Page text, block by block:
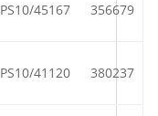
PS10/45167 356679
PS10/41120 380237